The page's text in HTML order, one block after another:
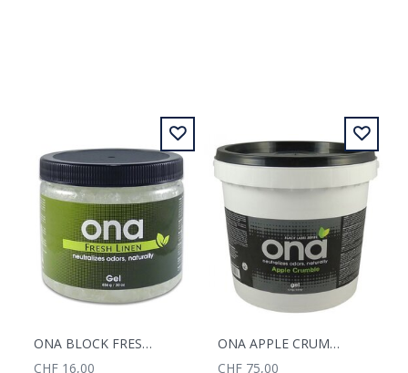
ONA BLOCK FRESHLINE
CHF 16,00
ONA APPLE CRUMBLE
CHF 75,00